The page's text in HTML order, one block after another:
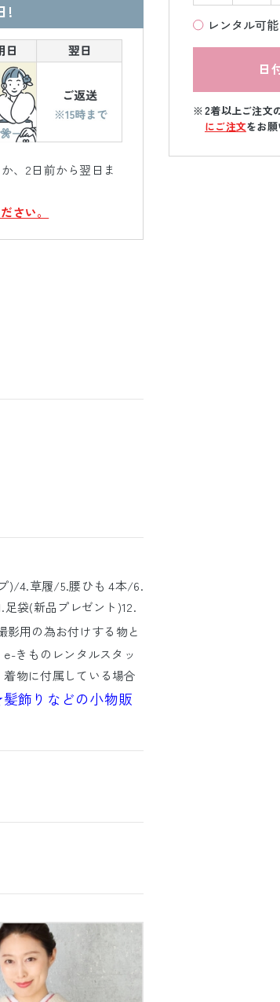
レンタル可能
日
2着以上ご注文
にご注文をお願
!
、2日前から翌日ま
さい。
)/4.草履/5.腰ひも 4本/6.
袋(新品プレゼント)12.
用の為お付けする物と
きものレンタルスタッ
物に付属している場合
飾りなどの小物販